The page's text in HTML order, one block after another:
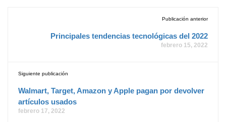
Publicación anterior
Principales tendencias tecnológicas del 2022
febrero 15, 2022
Siguiente publicación
Walmart, Target, Amazon y Apple pagan por devolver
artículos usados
febrero 17, 2022